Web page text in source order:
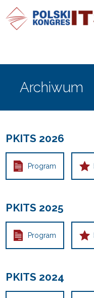
Archiwum
PKITS 2026
Program
PKITS 2025
Program
PKITS 2024